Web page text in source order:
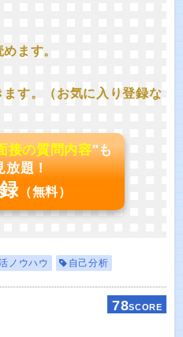
ます。
ます。（お気に入り登録な
接の質問内容"も
放題！
（無料）
ノウハウ 自己分析
78SCORE